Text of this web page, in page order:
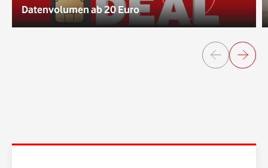
Datenvolumen ab 20 Euro